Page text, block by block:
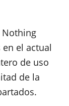
Nothing
el actual
de uso
de la